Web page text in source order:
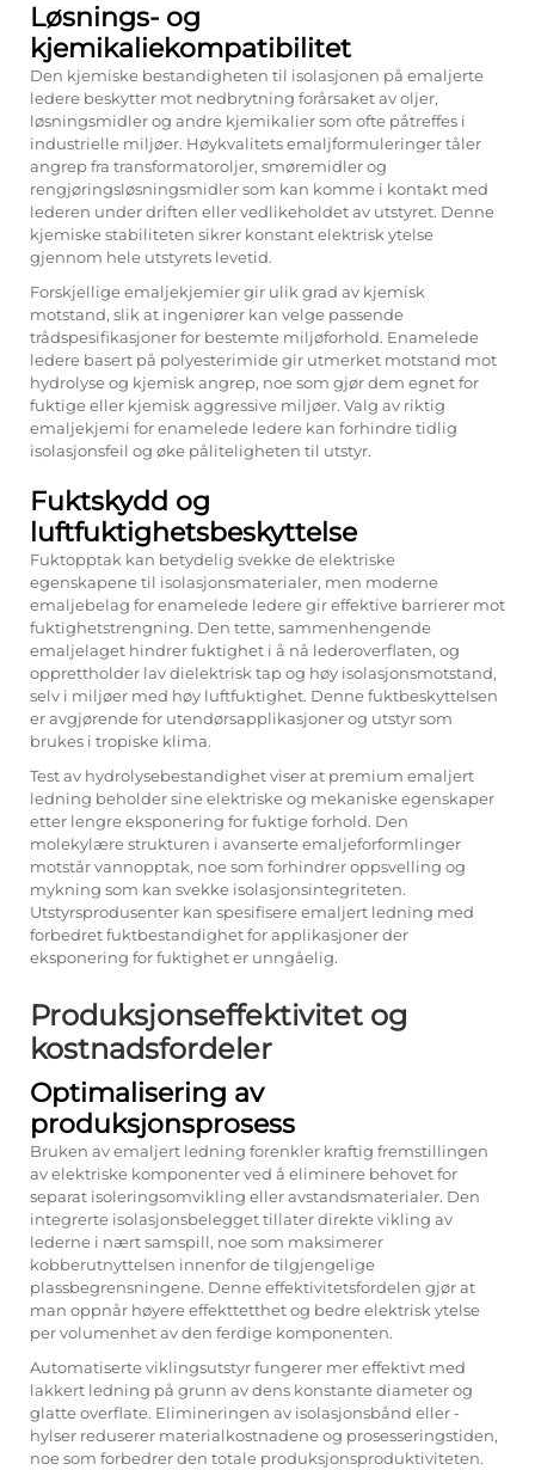
Løsnings- og
kjemikaliekompatibilitet
Den kjemiske bestandigheten til isolasjonen på emaljerte
ledere beskytter mot nedbrytning forårsaket av oljer,
løsningsmidler og andre kjemikalier som ofte påtreffes i
industrielle miljøer. Høykvalitets emaljformuleringer tåler
angrep fra transformatoroljer, smøremidler og
rengjøringsløsningsmidler som kan komme i kontakt med
lederen under driften eller vedlikeholdet av utstyret. Denne
kjemiske stabiliteten sikrer konstant elektrisk ytelse
gjennom hele utstyrets levetid.
Forskjellige emaljekjemier gir ulik grad av kjemisk
motstand, slik at ingeniører kan velge passende
trådspesifikasjoner for bestemte miljøforhold. Enamelede
ledere basert på polyesterimide gir utmerket motstand mot
hydrolyse og kjemisk angrep, noe som gjør dem egnet for
fuktige eller kjemisk aggressive miljøer. Valg av riktig
emaljekjemi for enamelede ledere kan forhindre tidlig
isolasjonsfeil og øke påliteligheten til utstyr.
Fuktskydd og
luftfuktighetsbeskyttelse
Fuktopptak kan betydelig svekke de elektriske
egenskapene til isolasjonsmaterialer, men moderne
emaljebelag for enamelede ledere gir effektive barrierer mot
fuktighetstrengning. Den tette, sammenhengende
emaljelaget hindrer fuktighet i å nå lederoverflaten, og
opprettholder lav dielektrisk tap og høy isolasjonsmotstand,
selv i miljøer med høy luftfuktighet. Denne fuktbeskyttelsen
er avgjørende for utendørsapplikasjoner og utstyr som
brukes i tropiske klima.
Test av hydrolysebestandighet viser at premium emaljert
ledning beholder sine elektriske og mekaniske egenskaper
etter lengre eksponering for fuktige forhold. Den
molekylære strukturen i avanserte emaljeforformlinger
motstår vannopptak, noe som forhindrer oppsvelling og
mykning som kan svekke isolasjonsintegriteten.
Utstyrsprodusenter kan spesifisere emaljert ledning med
forbedret fuktbestandighet for applikasjoner der
eksponering for fuktighet er unngåelig.
Produksjonseffektivitet og
kostnadsfordeler
Optimalisering av
produksjonsprosess
Bruken av emaljert ledning forenkler kraftig fremstillingen
av elektriske komponenter ved å eliminere behovet for
separat isoleringsomvikling eller avstandsmaterialer. Den
integrerte isolasjonsbelegget tillater direkte vikling av
lederne i nært samspill, noe som maksimerer
kobberutnyttelsen innenfor de tilgjengelige
plassbegrensningene. Denne effektivitetsfordelen gjør at
man oppnår høyere effekttetthet og bedre elektrisk ytelse
per volumenhet av den ferdige komponenten.
Automatiserte viklingsutstyr fungerer mer effektivt med
lakkert ledning på grunn av dens konstante diameter og
glatte overflate. Elimineringen av isolasjonsbånd eller -
hylser reduserer materialkostnadene og prosesseringstiden,
noe som forbedrer den totale produksjonsproduktiviteten.